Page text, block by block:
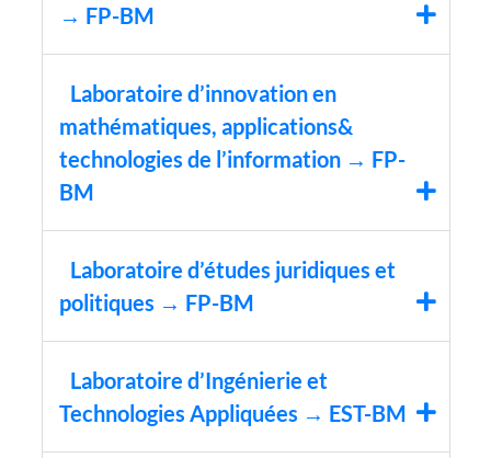
→ FP-BM
Laboratoire d’innovation en
mathématiques, applications&
technologies de l’information → FP-
BM
Laboratoire d’études juridiques et
politiques → FP-BM
Laboratoire d’Ingénierie et
Technologies Appliquées → EST-BM